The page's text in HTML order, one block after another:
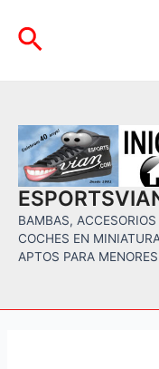
contenido
Buscar
BAMBAS,
COCHES EN
APTOS PARA